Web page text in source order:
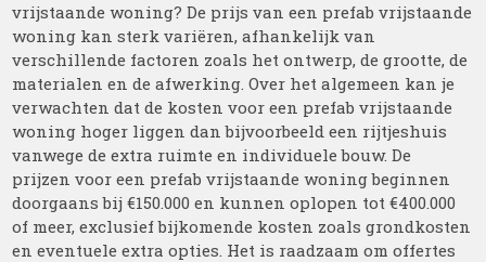
vrijstaande woning? De prijs van een prefab vrijstaande
woning kan sterk variëren, afhankelijk van
verschillende factoren zoals het ontwerp, de grootte, de
materialen en de afwerking. Over het algemeen kan je
verwachten dat de kosten voor een prefab vrijstaande
woning hoger liggen dan bijvoorbeeld een rijtjeshuis
vanwege de extra ruimte en individuele bouw. De
prijzen voor een prefab vrijstaande woning beginnen
doorgaans bij €150.000 en kunnen oplopen tot €400.000
of meer, exclusief bijkomende kosten zoals grondkosten
en eventuele extra opties. Het is raadzaam om offertes